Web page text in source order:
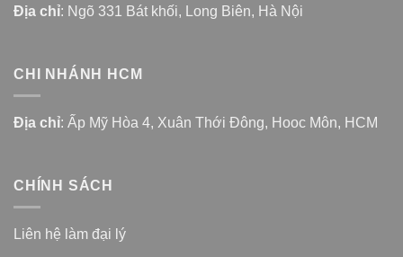
Địa chỉ: Ngõ 331 Bát khối, Long Biên, Hà Nội
CHI NHÁNH HCM
Địa chỉ: Ấp Mỹ Hòa 4, Xuân Thới Đông, Hooc Môn, HCM
CHÍNH SÁCH
Liên hệ làm đại lý